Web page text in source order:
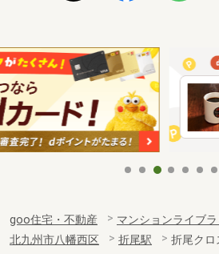
goo住宅・不動産 マンションライブ
北九州市八幡西区
折尾駅 折尾クロ